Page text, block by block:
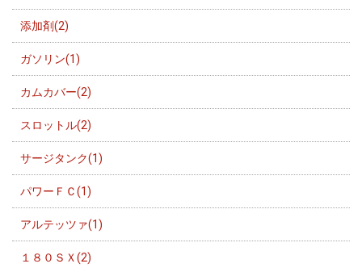
添加剤(2)
ガソリン(1)
カムカバー(2)
スロットル(2)
サージタンク(1)
パワーＦＣ(1)
アルテッツァ(1)
１８０ＳＸ(2)